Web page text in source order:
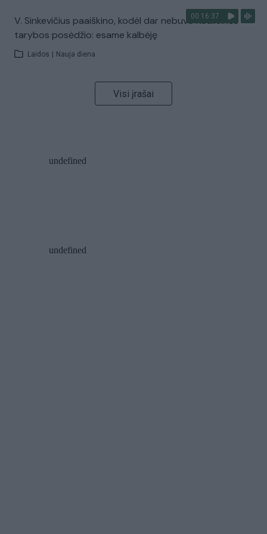
00:16:37
V. Sinkevičius paaiškino, kodėl dar nebuvo Koalicinės
tarybos posėdžio: esame kalbėję
Laidos Nauja diena
Visi įrašai